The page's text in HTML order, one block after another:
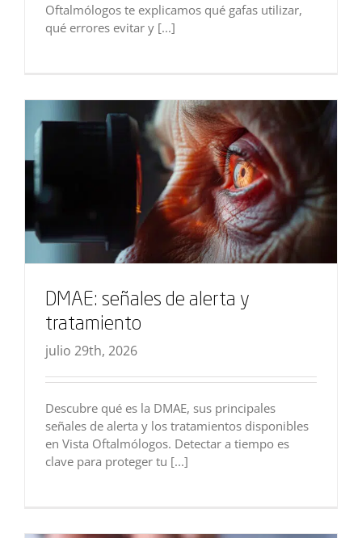
Oftalmólogos te explicamos qué gafas utilizar,
qué errores evitar y [...]
DMAE: señales de alerta y
tratamiento
julio 29th, 2026
Descubre qué es la DMAE, sus principales
señales de alerta y los tratamientos disponibles
en Vista Oftalmólogos. Detectar a tiempo es
clave para proteger tu [...]